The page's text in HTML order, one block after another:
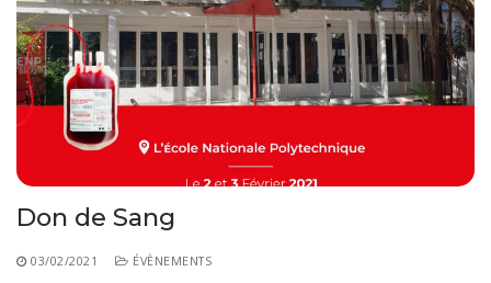
Don de Sang
03/02/2021 ÉVÈNEMENTS